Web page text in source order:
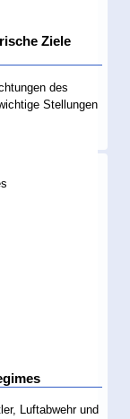
Ziele
des
Stellungen
Luftabwehr und